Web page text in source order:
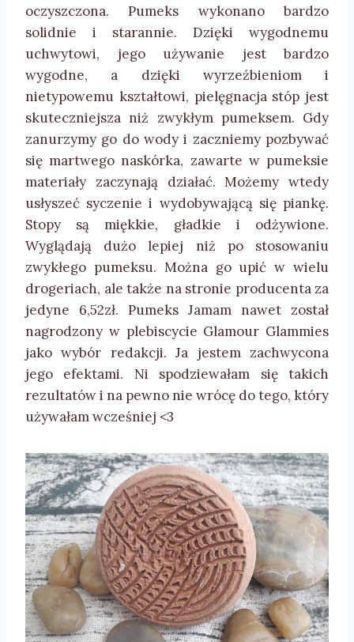
oczyszczona. Pumeks wykonano bardzo
solidnie i starannie. Dzięki wygodnemu
uchwytowi, jego używanie jest bardzo
wygodne, a dzięki wyrzeźbieniom i
nietypowemu kształtowi, pielęgnacja stóp jest
skuteczniejsza niż zwykłym pumeksem. Gdy
zanurzymy go do wody i zaczniemy pozbywać
się martwego naskórka, zawarte w pumeksie
materiały zaczynają działać. Możemy wtedy
usłyszeć syczenie i wydobywającą się piankę.
Stopy są miękkie, gładkie i odżywione.
Wyglądają dużo lepiej niż po stosowaniu
zwykłego pumeksu. Można go upić w wielu
drogeriach, ale także na stronie producenta za
jedyne 6,52zł. Pumeks Jamam nawet został
nagrodzony w plebiscycie Glamour Glammies
jako wybór redakcji. Ja jestem zachwycona
jego efektami. Ni spodziewałam się takich
rezultatów i na pewno nie wrócę do tego, który
używałam wcześniej <3